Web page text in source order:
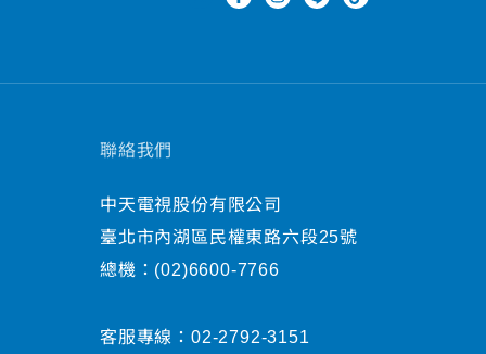
聯絡我們
中天電視股份有限公司
臺北市內湖區民權東路六段25號
總機： (02)6600-7766
客服專線： 02-2792-3151